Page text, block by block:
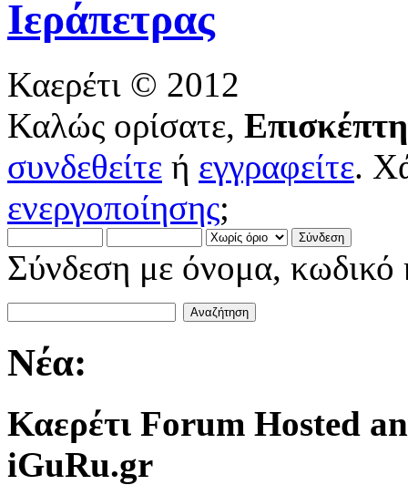
Ιεράπετρας
Καερέτι © 2012
Καλώς ορίσατε,
συνδεθείτε ή εγγραφείτε.
ενεργοποίησης;
Σύνδεση με όνομα, κωδικό
Νέα:
Καερέτι Forum Hosted
iGuRu.gr